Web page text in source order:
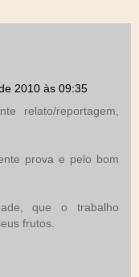
2010 às 09:35
relato/reportagem,
prova e pelo bom
que o trabalho
frutos.